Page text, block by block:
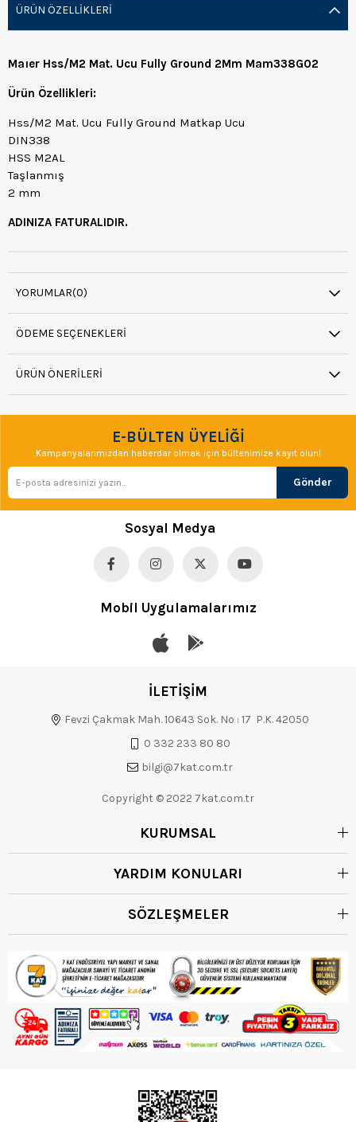
ÜRÜN ÖZELLIKLERI
Maıer Hss/M2 Mat. Ucu Fully Ground 2Mm Mam338G02
Ürün Özellikleri:
Hss/M2 Mat. Ucu Fully Ground Matkap Ucu
DIN338
HSS M2AL
Taşlanmış
2 mm
ADINIZA FATURALIDIR.
YORUMLAR(0)
ÖDEME SEÇENEKLERI
ÜRÜN ÖNERILERI
E-BÜLTEN ÜYELİĞİ
Kampanyalarımızdan haberdar olmak için bültenimize kayıt olun!
Gönder
Sosyal Medya
Mobil Uygulamalarımız
İLETİŞİM
Fevzi Çakmak Mah. 10643 Sok. No : 17 P.K. 42050
0 332 233 80 80
bilgi@7kat.com.tr
Copyright © 2022 7kat.com.tr
KURUMSAL
YARDIM KONULARI
SÖZLEŞMELER